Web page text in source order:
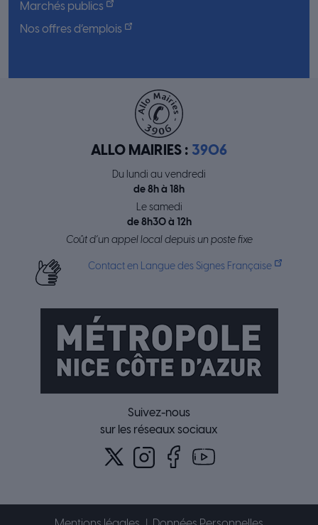
Marchés publics
Nos offres d’emplois
ALLO MAIRIES : 3906
Du lundi au vendredi
de 8h à 18h
Le samedi
de 8h30 à 12h
Coût d’un appel local depuis un poste fixe
Contact en Langue des Signes Française
Suivez-nous
sur les réseaux sociaux